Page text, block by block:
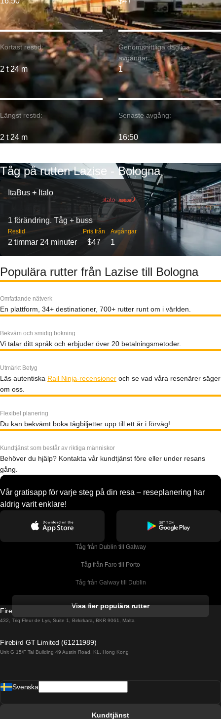
Kortast restid:
2 t 24 m
Längst restid:
2 t 24 m
Genomsnittliga dagliga
avgångar:
1
Senaste avgång:
16:50
Tåg på rutten Lazise - Bologna
ItaBus + Italo
1 förändring. Tåg + buss
Restid
2 timmar 24 minuter
Pris från
$47
Avgångar
1
Populära rutter från Lazise till Bologna
Omfattande nätverk
En plattform, 34+ destinationer, 700+ rutter runt om i världen.
Bekväm och smidig bokning
Vi talar ditt språk och erbjuder över 20 betalningsmetoder.
Utmärkt Betyg
Läs autentiska Rail Ninja-recensioner och se vad våra resenärer säger
om oss.
Flexibel planering
Du kan bekvämt boka tågbiljetter upp till ett år i förväg!
Kundtjänst som består av riktiga människor
Behöver du hjälp? Kontakta vår kundtjänst före eller under resans
gång.
Vår gratisapp för varje steg på din resa – reseplanering har
aldrig varit enklare!
Tåg från Dublin till Galway
Tåg från Faro till Porto
Tåg från Galway till Dublin
Tåg från Porto till Faro
Tåg från Barcelona till Madrid
Visa fler populära rutter
Firebird GT Limited (OC 1451)
432, Triq Fleur de Lys, Suite 1, Birkirkara, BKR 9061, Malta
Firebird GT Limited (61211989)
Unit G 15/F Tal Building 49 Austin Road, KL, Hong Kong
Svenska
Kundtjänst